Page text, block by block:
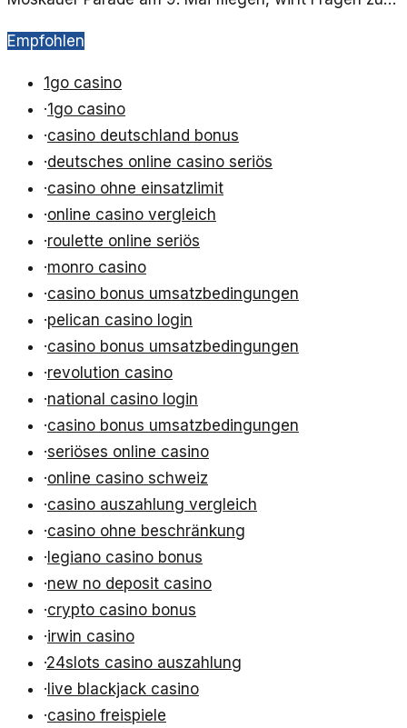
Empfohlen
1go casino
·1go casino
·casino deutschland bonus
·deutsches online casino seriös
·casino ohne einsatzlimit
·online casino vergleich
·roulette online seriös
·monro casino
·casino bonus umsatzbedingungen
·pelican casino login
·casino bonus umsatzbedingungen
·revolution casino
·national casino login
·casino bonus umsatzbedingungen
·seriöses online casino
·online casino schweiz
·casino auszahlung vergleich
·casino ohne beschränkung
· legiano casino bonus
·new no deposit casino
·crypto casino bonus
·irwin casino
·24slots casino auszahlung
· live blackjack casino
·casino freispiele